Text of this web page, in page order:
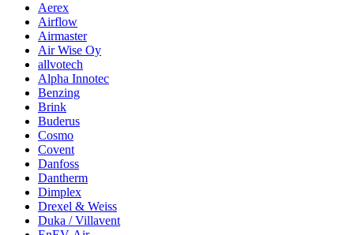
Aerex
Airflow
Airmaster
Air Wise Oy
allvotech
Alpha Innotec
Benzing
Brink
Buderus
Cosmo
Covent
Danfoss
Dantherm
Dimplex
Drexel & Weiss
Duka / Villavent